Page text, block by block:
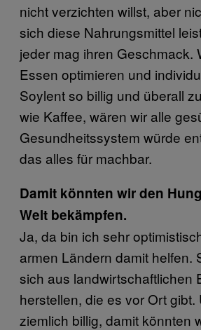
nicht verzichten willst, aber
sich diese Nahrungsmittel
jeder mag ihren Geschmack.
Essen optimieren und
Soylent so billig und überall
wie Kaffee, wären wir alle
Gesundheitssystem würde
das alles für machbar.
Damit könnten wir den
Welt bekämpfen.
Ja, da bin ich sehr
armen Ländern damit helfen.
sich aus landwirtschaftlichen
herstellen, die es vor Ort gibt.
ziemlich billig, damit könnten